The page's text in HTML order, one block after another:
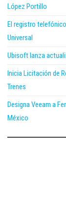
López Portillo
El registro
Universal
Ubisoft lanza
Inicia Licitación de
Trenes
Designa Veeam a
México